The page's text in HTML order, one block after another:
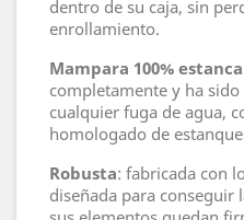
dentro de su caja, sin
enrollamiento.
Mampara 100% estanca
completamente y ha
cualquier fuga de agua,
homologado de
Robusta: fabricada con
diseñada para conseguir